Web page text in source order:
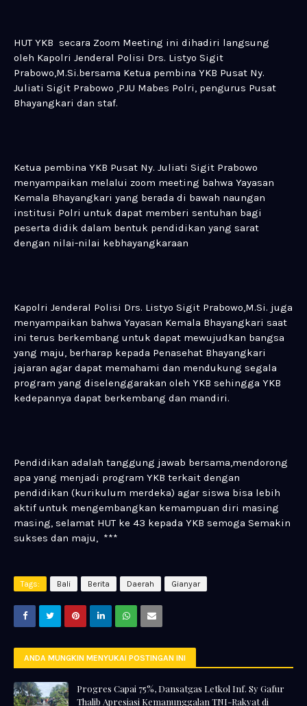
HUT YKB secara Zoom Meeting ini dihadiri langsung
oleh Kapolri Jenderal Polisi Drs. Listyo Sigit
Prabowo,M.Si.bersama Ketua pembina YKB Pusat Ny.
Juliati Sigit Prabowo ,PJU Mabes Polri, pengurus Pusat
Bhayangkari dan staf.
Ketua pembina YKB Pusat Ny. Juliati Sigit Prabowo
menyampaikan melalui zoom meeting bahwa Yayasan
Kemala Bhayangkari yang berada di bawah naungan
institusi Polri untuk dapat memberi sentuhan bagi
peserta didik dalam bentuk pendidikan yang sarat
dengan nilai-nilai kebhayangkaraan
Kapolri Jenderal Polisi Drs. Listyo Sigit Prabowo,M.Si. juga
menyampaikan bahwa Yayasan Kemala Bhayangkari saat
ini terus berkembang untuk dapat mewujudkan bangsa
yang maju, berharap kepada Penasehat Bhayangkari
jajaran agar dapat memahami dan mendukung segala
program yang diselenggarakan oleh YKB sehingga YKB
kedepannya dapat berkembang dan mandiri.
Pendidikan adalah tanggung jawab bersama,mendorong
apa yang menjadi program YKB terkait dengan
pendidikan (kurikulum merdeka) agar siswa bisa lebih
aktif untuk mengembangkan kemampuan diri masing
masing, selamat HUT ke 43 kepada YKB semoga Semakin
sukses dan maju, ***
Tags: Bali Berita Daerah Gianyar
ANDA MUNGKIN MENYUKAI POSTINGAN INI
Progres Capai 75%, Dansatgas Letkol Inf. Sy Gafur
Thalib Apresiasi Kemanunggalan TNI-Rakyat di